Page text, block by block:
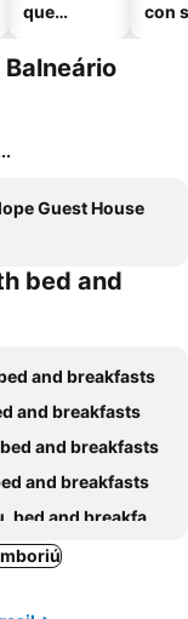
que
mascotas
con
Guest House
bed and
and breakfasts
and breakfasts
and breakfasts
and breakfasts
bed and breakfasts
and breakfasts